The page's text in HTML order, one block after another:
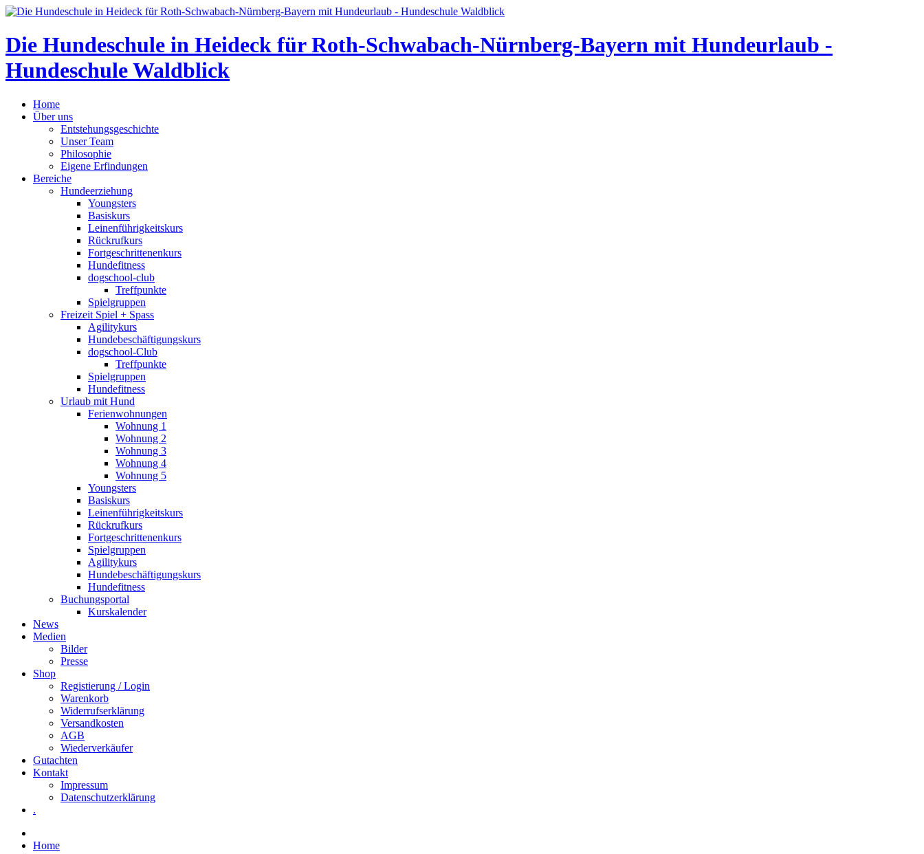
Die Hundeschule in Heideck für Roth-Schwabach-Nürnberg-Bayern mit Hundeurlaub -
Hundeschule Waldblick
Home
Über uns
Entstehungsgeschichte
Unser Team
Philosophie
Eigene Erfindungen
Bereiche
Hundeerziehung
Youngsters
Basiskurs
Leinenführigkeitskurs
Rückrufkurs
Fortgeschrittenenkurs
Hundefitness
dogschool-club
Treffpunkte
Spielgruppen
Freizeit Spiel + Spass
Agilitykurs
Hundebeschäftigungskurs
dogschool-Club
Treffpunkte
Spielgruppen
Hundefitness
Urlaub mit Hund
Ferienwohnungen
Wohnung 1
Wohnung 2
Wohnung 3
Wohnung 4
Wohnung 5
Youngsters
Basiskurs
Leinenführigkeitskurs
Rückrufkurs
Fortgeschrittenenkurs
Spielgruppen
Agilitykurs
Hundebeschäftigungskurs
Hundefitness
Buchungsportal
Kurskalender
News
Medien
Bilder
Presse
Shop
Registierung / Login
Warenkorb
Widerrufserklärung
Versandkosten
AGB
Wiederverkäufer
Gutachten
Kontakt
Impressum
Datenschutzerklärung
.
Home